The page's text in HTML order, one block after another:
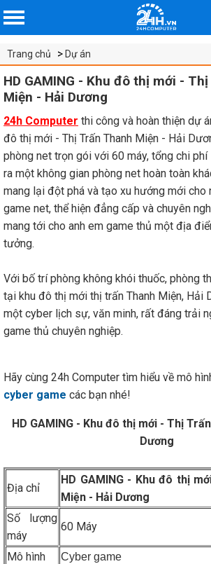
Trang chủ Dự án
HD GAMING - Khu đô thị mới -
Miện - Hải Dương
24h Computer thi công và hoàn thiện dự
đô thị mới - Thị Trấn Thanh Miện - Hải
phòng net trọn gói với 60 máy, tổng chi
ra một không gian phòng net hoàn toàn
mang lại đột phá và tạo xu hướng mới cho
game net, thể hiện đẳng cấp và chuyên
mang tới cho anh em game thủ một địa
tưởng.
Với bố trí phòng không khói thuốc, phòng
tại khu đô thị mới thị trấn Thanh Miện, Hải
một cyber lịch sự, văn minh, rất đáng trải
game thủ chuyên nghiệp.
Hãy cùng 24h Computer tìm hiểu về mô
cyber game các bạn nhé!
HD GAMING - Khu đô thị mới - Thị
Dương
Địa chỉ
HD GAMING - Khu đô thị
Miện - Hải Dương
Số lượng
máy
60 Máy
Mô hình Cyber game